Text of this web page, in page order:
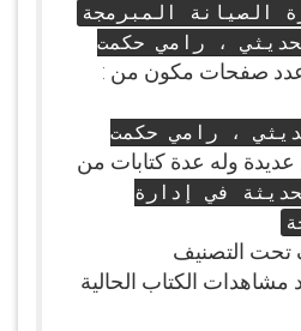
الصيانة المبرمجة
، رامي حكمت
صفحات مكون من :
، رامي حكمت
عديدة وله عدة كتابات من
في إدارة
تحت التصنيف
مشاهدات الكتاب الحالية